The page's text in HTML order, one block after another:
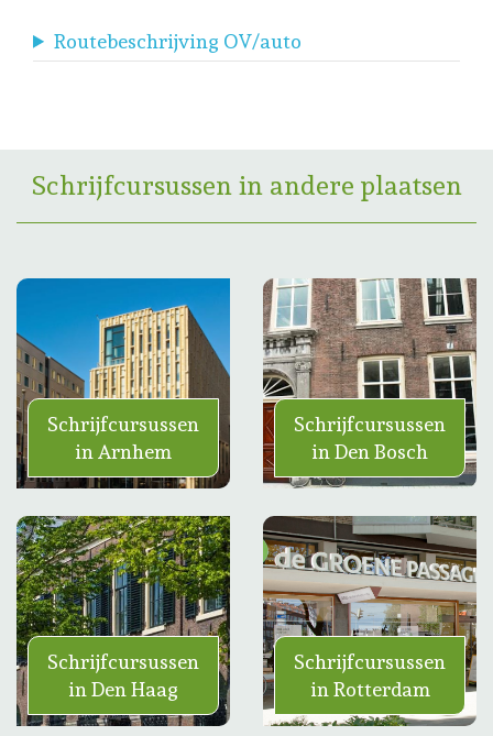
Routebeschrijving OV/auto
Schrijfcursussen in andere plaatsen
Schrijfcursussen
in Arnhem
Schrijfcursussen
in Den Bosch
Schrijfcursussen
in Den Haag
Schrijfcursussen
in Rotterdam